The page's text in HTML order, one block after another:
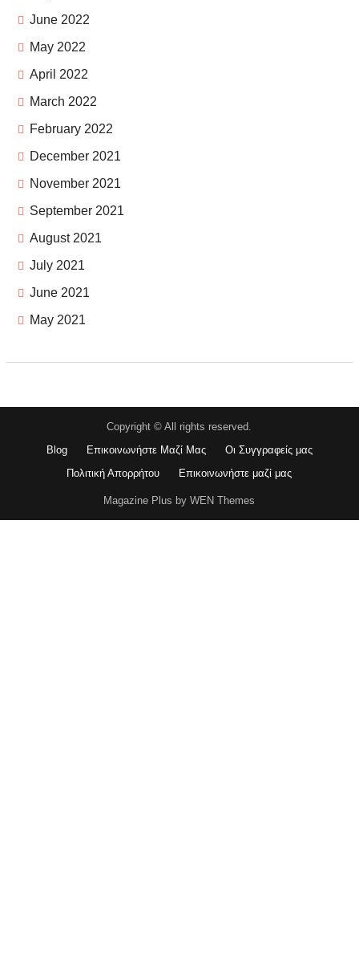
June 2022
May 2022
April 2022
March 2022
February 2022
December 2021
November 2021
September 2021
August 2021
July 2021
June 2021
May 2021
Copyright © All rights reserved.
Blog
Επικοινωνήστε Μαζί Μας
Οι Συγγραφείς μας
Πολιτική Απορρήτου
Επικοινωνήστε μαζί μας
Magazine Plus by WEN Themes